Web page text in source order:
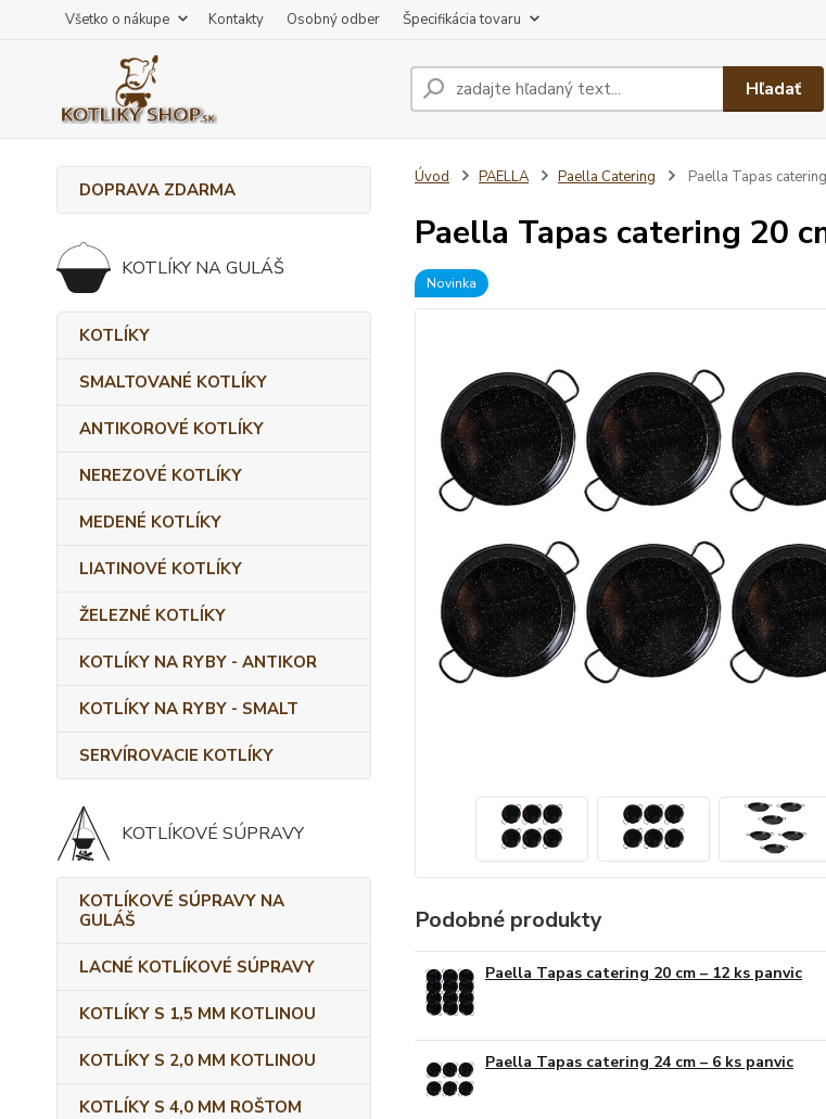
Všetko o nákupe Kontakty Osobný odber Špecifikácia tovaru
Hľadať
DOPRAVA ZDARMA
KOTLÍKY NA GULÁŠ
KOTLÍKY
SMALTOVANÉ KOTLÍKY
ANTIKOROVÉ KOTLÍKY
NEREZOVÉ KOTLÍKY
MEDENÉ KOTLÍKY
LIATINOVÉ KOTLÍKY
ŽELEZNÉ KOTLÍKY
KOTLÍKY NA RYBY - ANTIKOR
KOTLÍKY NA RYBY - SMALT
SERVÍROVACIE KOTLÍKY
KOTLÍKOVÉ SÚPRAVY
KOTLÍKOVÉ SÚPRAVY NA
GULÁŠ
LACNÉ KOTLÍKOVÉ SÚPRAVY
KOTLÍKY S 1,5 MM KOTLINOU
KOTLÍKY S 2,0 MM KOTLINOU
KOTLÍKY S 4,0 MM ROŠTOM
Úvod PAELLA Paella Catering Paella Tapas
Paella Tapas catering 20
Novinka
Podobné produkty
Paella Tapas catering 20 cm – 12 ks panvic
Paella Tapas catering 24 cm – 6 ks panvic